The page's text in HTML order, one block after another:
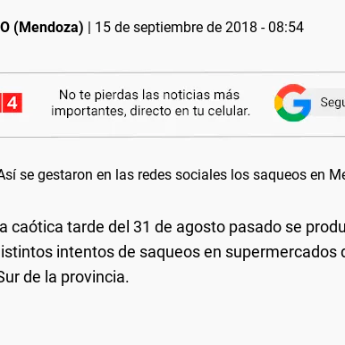
(Mendoza) | 15 de septiembre de 2018 - 08:54
caótica tarde del 31 de agosto pasado se
intentos de saqueos en supermercados
de la provincia.